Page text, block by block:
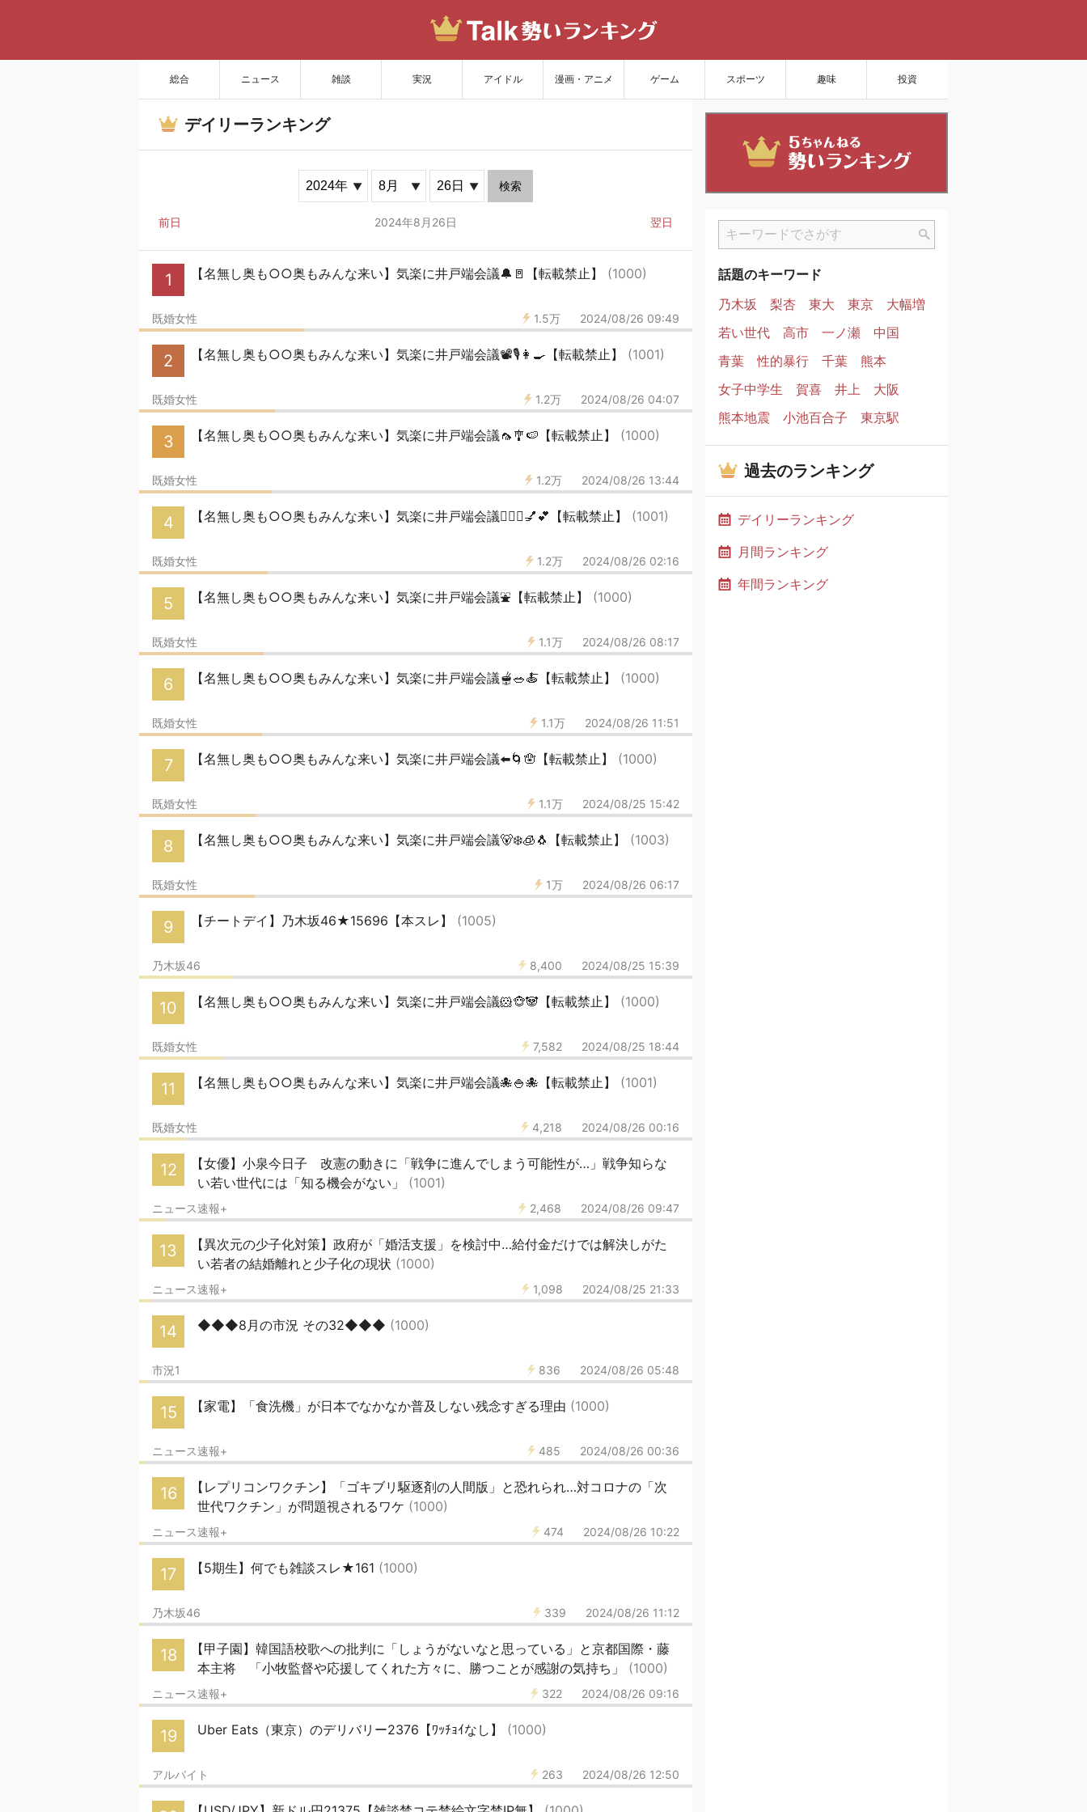
総合 ニュース 雑談 実況 アイドル 漫画・アニメ ゲーム スポーツ 趣味 投資
サイトを更新
デイリーランキング
検索
前日 2024年8月26日 翌日
1 【名無し奥も○○奥もみんな来い】気楽に井戸端会議🔔🚪【転載禁止】 (1000)
1.5万 2024/08/26 09:49
既婚女性
2 【名無し奥も○○奥もみんな来い】気楽に井戸端会議📽️🎙️👩‍🍳【転載禁止】 (1001)
1.2万 2024/08/26 04:07
既婚女性
3 【名無し奥も○○奥もみんな来い】気楽に井戸端会議🦟🎐🍉【転載禁止】 (1000)
1.2万 2024/08/26 13:44
既婚女性
4 【名無し奥も○○奥もみんな来い】気楽に井戸端会議💇🏻‍♀️💅💕【転載禁止】 (1001)
1.2万 2024/08/26 02:16
既婚女性
5 【名無し奥も○○奥もみんな来い】気楽に井戸端会議⛲️【転載禁止】 (1000)
1.1万 2024/08/26 08:17
既婚女性
6 【名無し奥も○○奥もみんな来い】気楽に井戸端会議🫕🥗🍝【転載禁止】 (1000)
1.1万 2024/08/26 11:51
既婚女性
7 【名無し奥も○○奥もみんな来い】気楽に井戸端会議⬅️🌀🪬【転載禁止】 (1000)
1.1万 2024/08/25 15:42
既婚女性
8 【名無し奥も○○奥もみんな来い】気楽に井戸端会議🐻‍❄️🧊🐧【転載禁止】 (1003)
1万 2024/08/26 06:17
既婚女性
9 【チートデイ】乃木坂46★15696【本スレ】 (1005)
8,400 2024/08/25 15:39
乃木坂46
10 【名無し奥も○○奥もみんな来い】気楽に井戸端会議🐹🐵🐼【転載禁止】 (1000)
7,582 2024/08/25 18:44
既婚女性
11 【名無し奥も○○奥もみんな来い】気楽に井戸端会議🐙🍚🐙【転載禁止】 (1001)
4,218 2024/08/26 00:16
既婚女性
12
【女優】小泉今日子 改憲の動きに「戦争に進んでしまう可能性が…」戦争知らな
い若い世代には「知る機会がない」 (1001)
2,468 2024/08/26 09:47
ニュース速報+
13
【異次元の少子化対策】政府が「婚活支援」を検討中…給付金だけでは解決しがた
い若者の結婚離れと少子化の現状 (1000)
1,098 2024/08/25 21:33
ニュース速報+
14 ◆◆◆8月の市況 その32◆◆◆ (1000)
836 2024/08/26 05:48
市況1
15 【家電】「食洗機」が日本でなかなか普及しない残念すぎる理由 (1000)
485 2024/08/26 00:36
ニュース速報+
16
【レプリコンワクチン】「ゴキブリ駆逐剤の人間版」と恐れられ…対コロナの「次
世代ワクチン」が問題視されるワケ (1000)
474 2024/08/26 10:22
ニュース速報+
17 【5期生】何でも雑談スレ★161 (1000)
339 2024/08/26 11:12
乃木坂46
18
【甲子園】韓国語校歌への批判に「しょうがないなと思っている」と京都国際・藤
本主将 「小牧監督や応援してくれた方々に、勝つことが感謝の気持ち」 (1000)
322 2024/08/26 09:16
ニュース速報+
19 Uber Eats（東京）のデリバリー2376【ﾜｯﾁｮｲなし】 (1000)
263 2024/08/26 12:50
アルバイト
話題のキーワード
乃木坂
梨杏 東大 東京
大幅増
若い世代
高市 一ノ瀬
中国
青葉
性的暴行 千葉
熊本
女子中学生
賀喜 井上
大阪
熊本地震
小池百合子 東京駅
過去のランキング
デイリーランキング
月間ランキング
年間ランキング